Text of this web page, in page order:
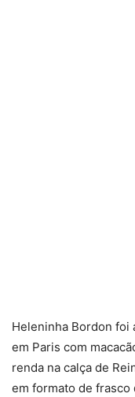
Heleninha Bordon foi
em Paris com
renda na calça de
em formato de frasco